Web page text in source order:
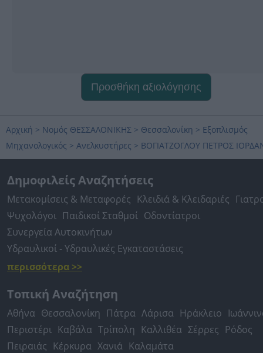
Προσθήκη αξιολόγησης
Αρχική > Νομός ΘΕΣΣΑΛΟΝΙΚΗΣ > Θεσσαλονίκη > Εξοπλισμός
Μηχανολογικός > Ανελκυστήρες > ΒΟΓΙΑΤΖΟΓΛΟΥ ΠΕΤΡΟΣ
Δημοφιλείς Αναζητήσεις
Μετακομίσεις & Μεταφορές Κλειδιά & Κλειδαριές
Ψυχολόγοι Παιδικοί Σταθμοί Οδοντίατροι
Συνεργεία Αυτοκινήτων
Υδραυλικοί - Υδραυλικές Εγκαταστάσεις
περισσότερα >>
Τοπική Αναζήτηση
Αθήνα Θεσσαλονίκη Πάτρα Λάρισα Ηράκλειο
Περιστέρι Καβάλα Τρίπολη Καλλιθέα Σέρρες Ρόδος
Πειραιάς Κέρκυρα Χανιά Καλαμάτα